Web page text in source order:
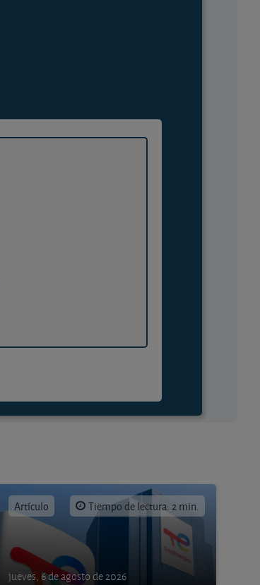
Artículo Tiempo de lectura: 2 min.
jueves, 6 de agosto de 2026